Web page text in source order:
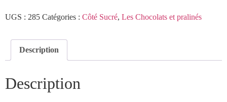
UGS : 285 Catégories : Côté Sucré, Les Chocolats et pralinés
Description
Description